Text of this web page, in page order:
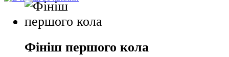
Фініш першого кола